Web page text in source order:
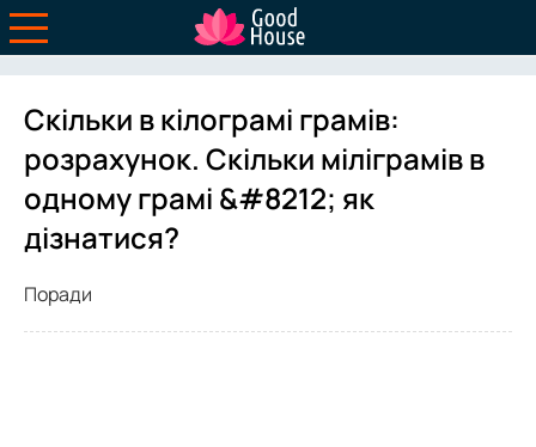
Скільки в кілограмі грамів:
розрахунок. Скільки міліграмів в
одному грамі &#8212; як
дізнатися?
Поради